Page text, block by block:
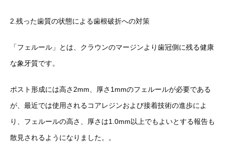
2.残った歯質の状態による歯根破折への対策
「フェルール」とは、クラウンのマージンより歯冠側に残る健康
な象牙質です。
ポスト形成には高さ2mm、厚さ1mmのフェルールが必要である
が、最近では使用されるコアレジンおよび接着技術の進歩によ
り、フェルールの高さ、厚さは1.0mm以上でもよいとする報告も
散見されるようになりました。。